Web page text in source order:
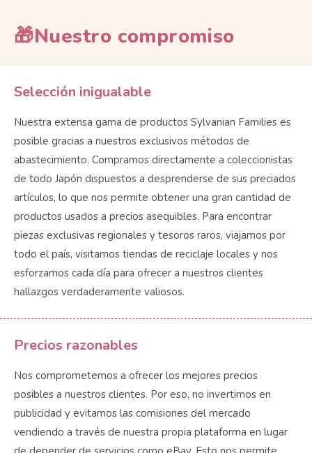
🎁Nuestro compromiso
Selección inigualable
Nuestra extensa gama de productos Sylvanian Families es
posible gracias a nuestros exclusivos métodos de
abastecimiento. Compramos directamente a coleccionistas
de todo Japón dispuestos a desprenderse de sus preciados
artículos, lo que nos permite obtener una gran cantidad de
productos usados ​​a precios asequibles. Para encontrar
piezas exclusivas regionales y tesoros raros, viajamos por
todo el país, visitamos tiendas de reciclaje locales y nos
esforzamos cada día para ofrecer a nuestros clientes
hallazgos verdaderamente valiosos.
Precios razonables
Nos comprometemos a ofrecer los mejores precios
posibles a nuestros clientes. Por eso, no invertimos en
publicidad y evitamos las comisiones del mercado
vendiendo a través de nuestra propia plataforma en lugar